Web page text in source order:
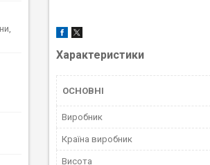
Характеристики
ОСНОВНІ
Виробник
Країна виробник
Висота